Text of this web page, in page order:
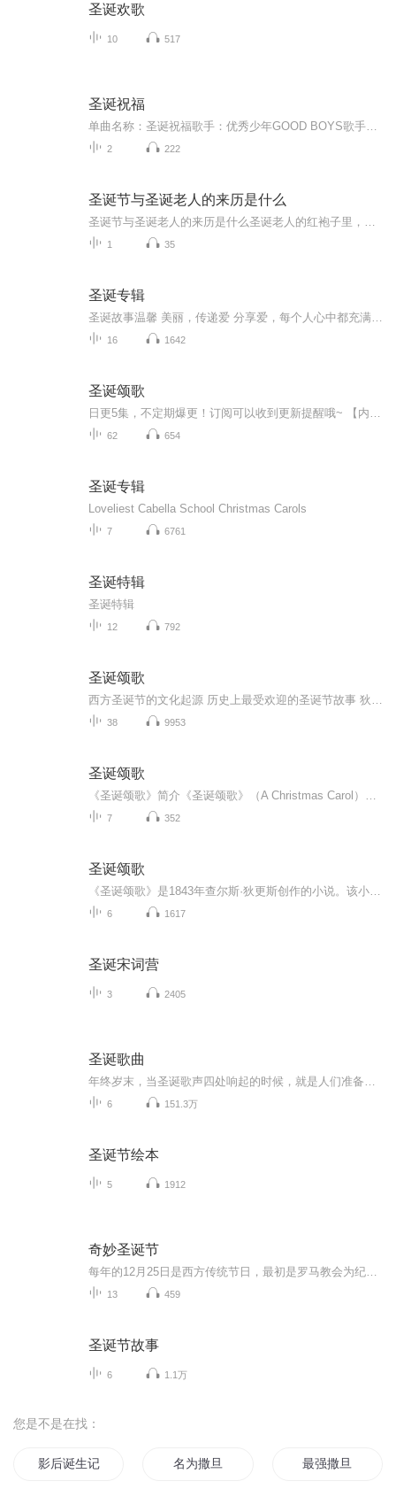
圣诞欢歌
10 517
圣诞祝福
2 222
圣诞节与圣诞老人的来历是什么
1 35
圣诞专辑
16 1642
圣诞颂歌
62 654
圣诞专辑
Loveliest Cabella School Christmas Carols
7 6761
圣诞特辑
圣诞特辑
12 792
圣诞颂歌
38 9953
圣诞颂歌
7 352
圣诞颂歌
6 1617
圣诞宋词营
3 2405
圣诞歌曲
6 151.3万
圣诞节绘本
5 1912
奇妙圣诞节
13 459
圣诞节故事
6 1.1万
您是不是在找：
影后诞生记 名为撒旦 最强撒旦